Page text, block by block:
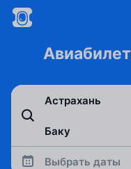
Выбрать даты